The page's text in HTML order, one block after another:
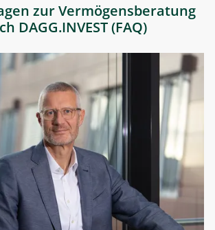
zur Vermögensberatung
DAGG.INVEST (FAQ)